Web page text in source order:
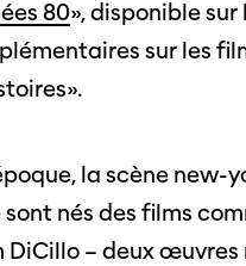
80», disponible
sur les
la scène
sont nés des films
DiCillo – deux œuvres